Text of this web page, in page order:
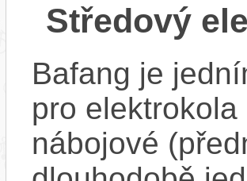
Středový
Bafang je
pro
nábojové